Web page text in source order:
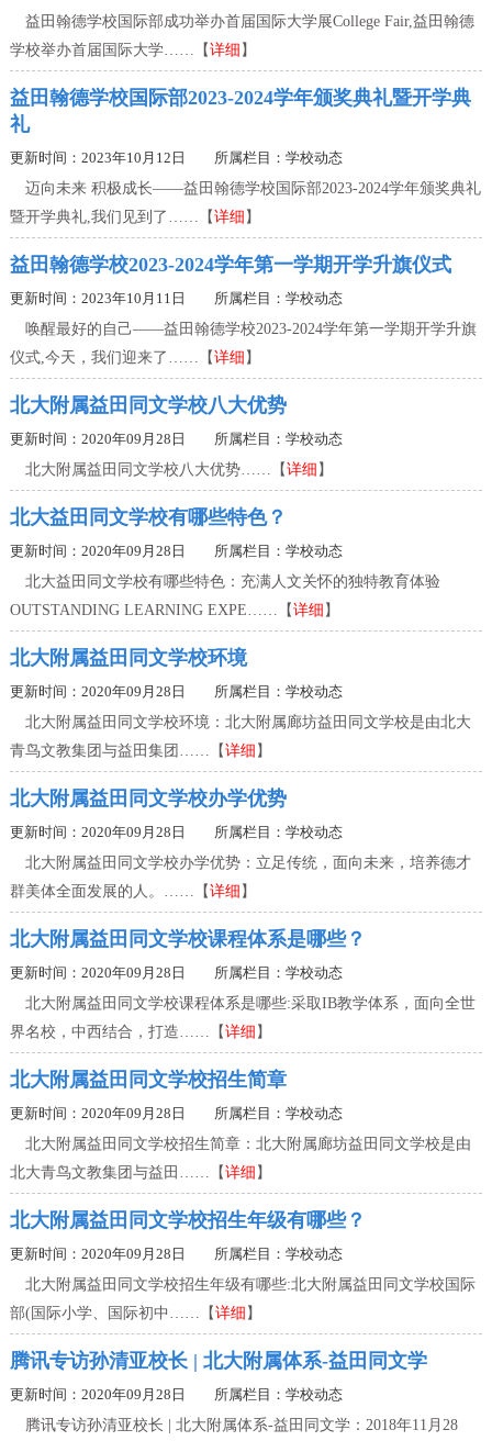
益田翰德学校国际部成功举办首届国际大学展College Fair,益田翰德
学校举办首届国际大学……【详细 】
益田翰德学校国际部2023-2024学年颁奖典礼暨开学典
礼
更新时间：2023年10月12日 所属栏目： 学校动态
迈向未来 积极成长——益田翰德学校国际部2023-2024学年颁奖典礼
暨开学典礼,我们见到了……【详细 】
益田翰德学校2023-2024学年第一学期开学升旗仪式
更新时间：2023年10月11日 所属栏目： 学校动态
唤醒最好的自己——益田翰德学校2023-2024学年第一学期开学升旗
仪式,今天，我们迎来了……【详细 】
北大附属益田同文学校八大优势
更新时间：2020年09月28日 所属栏目： 学校动态
北大附属益田同文学校八大优势……【详细 】
北大益田同文学校有哪些特色？
更新时间：2020年09月28日 所属栏目： 学校动态
北大益田同文学校有哪些特色：充满人文关怀的独特教育体验
OUTSTANDING LEARNING EXPE……【详细 】
北大附属益田同文学校环境
更新时间：2020年09月28日 所属栏目： 学校动态
北大附属益田同文学校环境：北大附属廊坊益田同文学校是由北大
青鸟文教集团与益田集团……【详细 】
北大附属益田同文学校办学优势
更新时间：2020年09月28日 所属栏目： 学校动态
北大附属益田同文学校办学优势：立足传统，面向未来，培养德才
群美体全面发展的人。……【详细 】
北大附属益田同文学校课程体系是哪些？
更新时间：2020年09月28日 所属栏目： 学校动态
北大附属益田同文学校课程体系是哪些:采取IB教学体系，面向全世
界名校，中西结合，打造……【详细 】
北大附属益田同文学校招生简章
更新时间：2020年09月28日 所属栏目： 学校动态
北大附属益田同文学校招生简章：北大附属廊坊益田同文学校是由
北大青鸟文教集团与益田……【详细 】
北大附属益田同文学校招生年级有哪些？
更新时间：2020年09月28日 所属栏目： 学校动态
北大附属益田同文学校招生年级有哪些:北大附属益田同文学校国际
部(国际小学、国际初中……【详细 】
腾讯专访孙清亚校长 | 北大附属体系-益田同文学
更新时间：2020年09月28日 所属栏目： 学校动态
腾讯专访孙清亚校长 | 北大附属体系-益田同文学：2018年11月28